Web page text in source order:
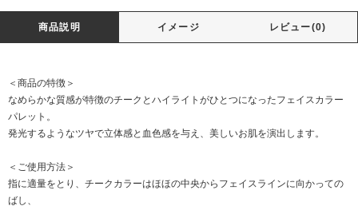
商品説明 イメージ レビュー(0)
＜商品の特徴＞
なめらかな質感が特徴のチークとハイライトがひとつになったフェイスカラー
パレット。
発光するようなツヤで立体感と血色感を与え、美しいお肌を演出します。
＜ご使用方法＞
指に適量をとり、チークカラーはほほの中央からフェイスラインに向かっての
ばし、